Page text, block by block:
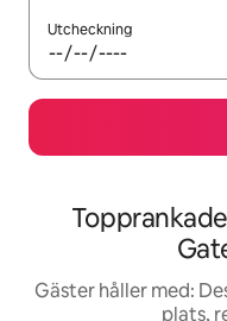
Utcheckning
Gäster håller med:
plats,